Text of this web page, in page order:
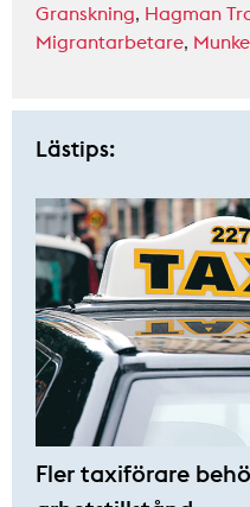
Granskning, Hagman
Migrantarbetare,
Lästips:
Fler taxiförare